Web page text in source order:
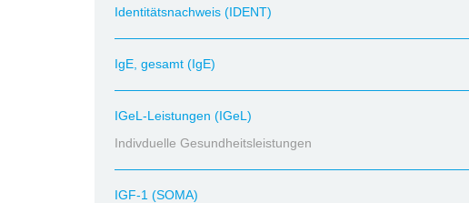
Identitätsnachweis (IDENT)
IgE, gesamt (IgE)
IGeL-Leistungen (IGeL)
Indivduelle Gesundheitsleistungen
IGF-1 (SOMA)